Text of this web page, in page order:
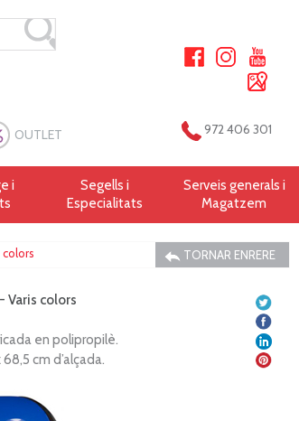
OUTLET 972 406 301
i
Segells i
Especialitats
Serveis generals i
Magatzem
TORNAR ENRERE
Varis colors
en polipropilè.
cm d’alçada.